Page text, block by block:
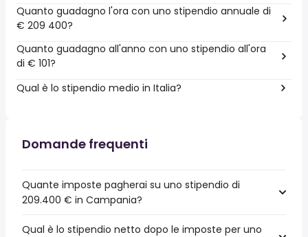
Quanto guadagno l'ora con uno stipendio annuale di
€ 209 400?
Quanto guadagno all'anno con uno stipendio all'ora
di € 101?
Qual è lo stipendio medio in Italia?
Domande frequenti
Quante imposte pagherai su uno stipendio di
209.400 € in Campania?
Qual è lo stipendio netto dopo le imposte per uno